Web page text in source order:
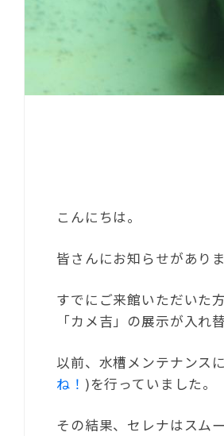
こんにちは。
皆さんにお知らせがありま
すでにご来館いただいた
「カメ吉」の展示が入れ
以前、水槽メンテナンス
ね！ )を行っていました。
その結果、セレナはスム